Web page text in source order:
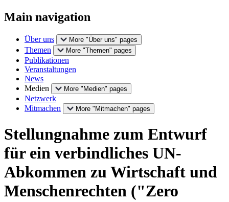
Main navigation
Über uns More "Über uns" pages
Themen More "Themen" pages
Publikationen
Veranstaltungen
News
Medien
More "Medien" pages
Netzwerk
Mitmachen
More "Mitmachen" pages
Stellungnahme zum Entwurf
für ein verbindliches UN-
Abkommen zu Wirtschaft und
Menschenrechten ("Zero